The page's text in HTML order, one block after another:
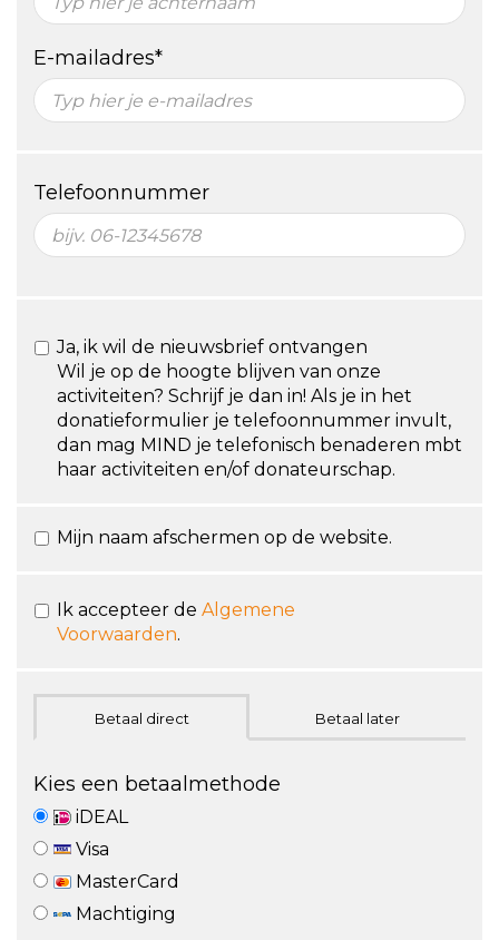
E-mailadres*
Telefoonnummer
Ja, ik wil de nieuwsbrief ontvangen
Wil je op de hoogte blijven van onze
activiteiten? Schrijf je dan in! Als je in het
donatieformulier je telefoonnummer invult,
dan mag MIND je telefonisch benaderen mbt
haar activiteiten en/of donateurschap.
Mijn naam afschermen op de website.
Ik accepteer de Algemene
Voorwaarden.
Betaal direct Betaal later
Kies een betaalmethode
iDEAL
Visa
MasterCard
Machtiging